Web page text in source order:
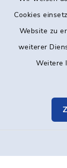
Cookies
Website zu
weiterer
Weitere